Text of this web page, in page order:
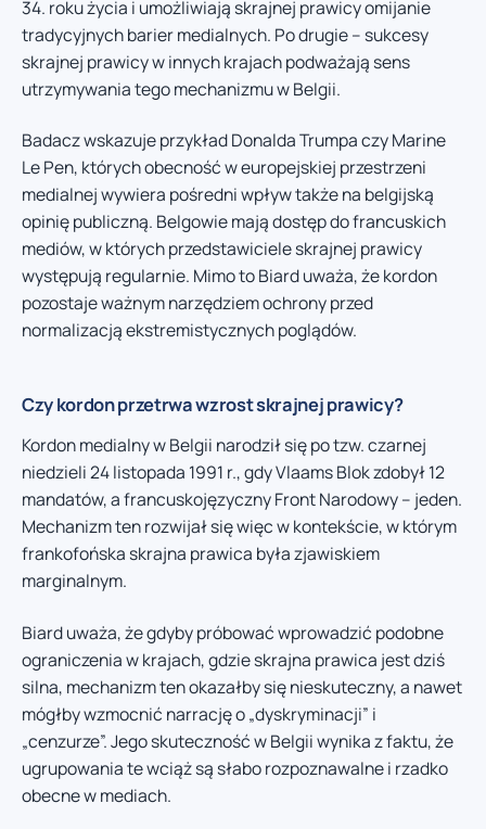
34. roku życia i umożliwiają skrajnej prawicy omijanie
tradycyjnych barier medialnych. Po drugie – sukcesy
skrajnej prawicy w innych krajach podważają sens
utrzymywania tego mechanizmu w Belgii.
Badacz wskazuje przykład Donalda Trumpa czy Marine
Le Pen, których obecność w europejskiej przestrzeni
medialnej wywiera pośredni wpływ także na belgijską
opinię publiczną. Belgowie mają dostęp do francuskich
mediów, w których przedstawiciele skrajnej prawicy
występują regularnie. Mimo to Biard uważa, że kordon
pozostaje ważnym narzędziem ochrony przed
normalizacją ekstremistycznych poglądów.
Czy kordon przetrwa wzrost skrajnej prawicy?
Kordon medialny w Belgii narodził się po tzw. czarnej
niedzieli 24 listopada 1991 r., gdy Vlaams Blok zdobył 12
mandatów, a francuskojęzyczny Front Narodowy – jeden.
Mechanizm ten rozwijał się więc w kontekście, w którym
frankofońska skrajna prawica była zjawiskiem
marginalnym.
Biard uważa, że gdyby próbować wprowadzić podobne
ograniczenia w krajach, gdzie skrajna prawica jest dziś
silna, mechanizm ten okazałby się nieskuteczny, a nawet
mógłby wzmocnić narrację o „dyskryminacji” i
„cenzurze”. Jego skuteczność w Belgii wynika z faktu, że
ugrupowania te wciąż są słabo rozpoznawalne i rzadko
obecne w mediach.